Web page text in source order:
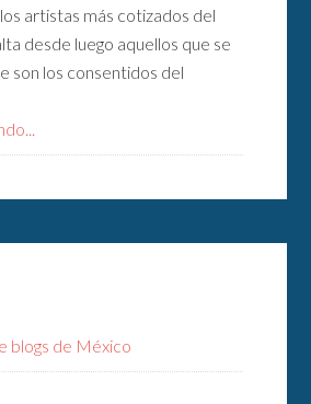
artistas más cotizados del
desde luego aquellos que se
son los consentidos del